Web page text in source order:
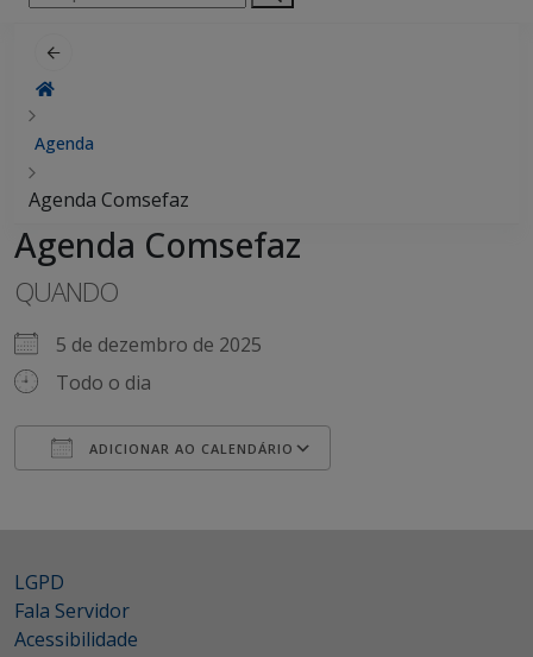
por:
Agenda
Agenda Comsefaz
Agenda Comsefaz
QUANDO
5 de dezembro de 2025
Todo o dia
ADICIONAR AO CALENDÁRIO
LGPD
Fala Servidor
Acessibilidade